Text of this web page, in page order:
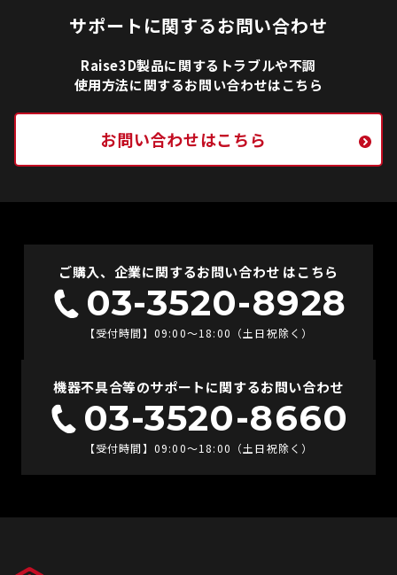
サポートに関するお問い合わせ
Raise3D製品に関するトラブルや不調
使用方法に関するお問い合わせはこちら
お問い合わせはこちら
ご購入、企業に関するお問い合わせ はこちら
03-3520-8928
【受付時間】09:00〜18:00（土日祝除く）
機器不具合等のサポートに関するお問い合わせ
03-3520-8660
【受付時間】09:00〜18:00（土日祝除く）